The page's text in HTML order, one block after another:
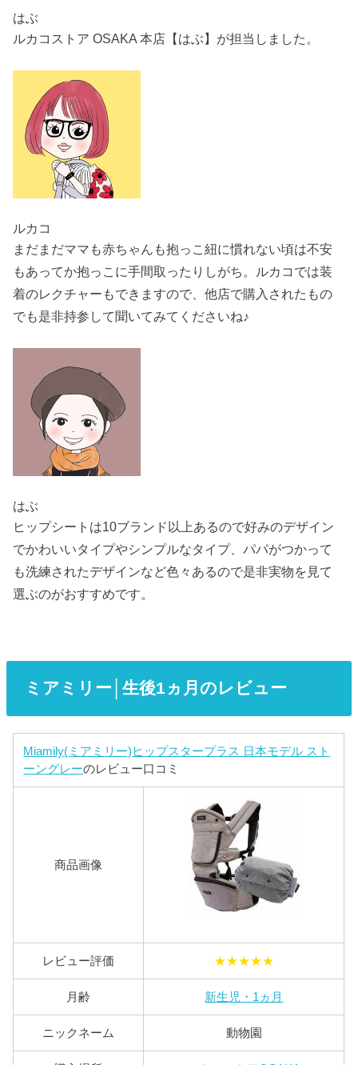
はぶ
ルカコストア OSAKA 本店【はぶ】が担当しました。
ルカコ
まだまだママも赤ちゃんも抱っこ紐に慣れない頃は不安
もあってか抱っこに手間取ったりしがち。ルカコでは装
着のレクチャーもできますので、他店で購入されたもの
でも是非持参して聞いてみてくださいね♪
はぶ
ヒップシートは10ブランド以上あるので好みのデザイン
でかわいいタイプやシンプルなタイプ、パパがつかって
も洗練されたデザインなど色々あるので是非実物を見て
選ぶのがおすすめです。
ミアミリー│生後1ヵ月のレビュー
Miamily(ミアミリー)ヒップスタープラス 日本モデル スト
ーングレーのレビュー口コミ
商品画像
レビュー評価 ★★★★★
月齢 新生児・1ヵ月
ニックネーム 動物園